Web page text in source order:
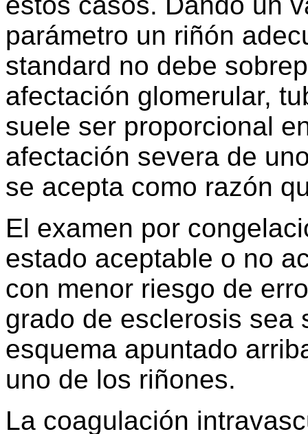
parámetro un riñón
standard no debe
afectación glomerular,
suele ser proporcional
afectación severa de
se acepta como razón
El examen por
estado aceptable o no
con menor riesgo de
grado de esclerosis sea
esquema apuntado
uno de los riñones.
La coagulación